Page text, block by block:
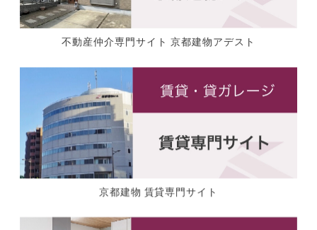
不動産仲介専門サイト 京都建物アデスト
京都建物 賃貸専門サイト